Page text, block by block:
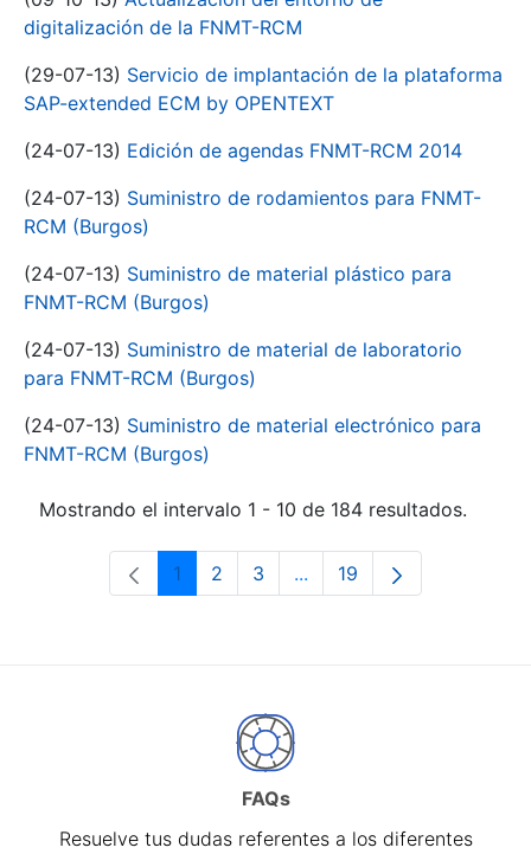
digitalización de la FNMT-RCM
(29-07-13) Servicio de implantación de la plataforma
SAP-extended ECM by OPENTEXT
(24-07-13) Edición de agendas FNMT-RCM 2014
(24-07-13) Suministro de rodamientos para FNMT-
RCM (Burgos)
(24-07-13) Suministro de material plástico para
FNMT-RCM (Burgos)
(24-07-13) Suministro de material de laboratorio
para FNMT-RCM (Burgos)
(24-07-13) Suministro de material electrónico para
FNMT-RCM (Burgos)
Mostrando el intervalo 1 - 10 de 184 resultados.
Página
1 Página
2 Página
3 ...Páginas intermedias Use
Página
19
FAQs
Resuelve tus dudas referentes a los diferentes